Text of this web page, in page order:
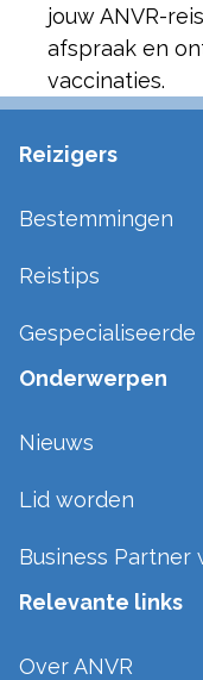
jouw ANVR-
afspraak en
vaccinaties.
Reizigers
Bestemmingen
Reistips
Onderwerpen
Nieuws
Lid worden
Business Partner
Relevante links
Over ANVR